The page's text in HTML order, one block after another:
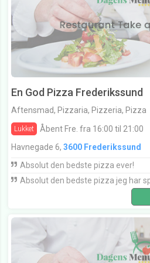
En God Pizza Frederikssund
Aftensmad, Pizzaria, Pizzeria, Pizza
Lukket Åbent Fre. fra 16:00 til 21:00
Havnegade 6, 3600 Frederikssund
Absolut den bedste pizza ever!
Absolut den bedste pizza jeg har spiste i Danmark !